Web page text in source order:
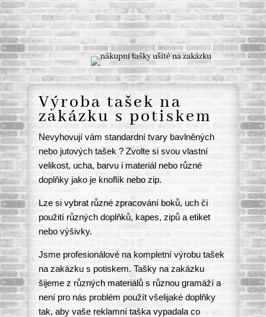
Výroba tašek na
zakázku s potiskem
Nevyhovují vám standardní tvary bavlněných
nebo jutových tašek ? Zvolte si svou vlastní
velikost, ucha, barvu i materiál nebo různé
doplňky jako je knoflík nebo zip.
Lze si vybrat různé zpracování boků, uch či
použití různých doplňků, kapes, zipů a etiket
nebo výšivky.
Jsme profesionálové na kompletní výrobu tašek
na zakázku s potiskem. Tašky na zakázku
šijeme z různých materiálů s různou gramáží a
není pro nás problém použít všelijaké doplňky
tak, aby vaše reklamní taška vypadala co